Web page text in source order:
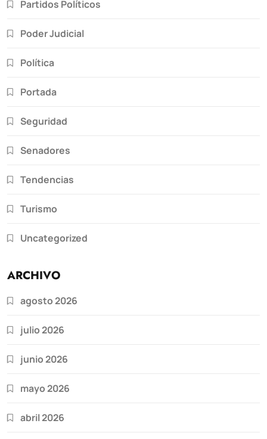
Partidos Políticos
Poder Judicial
Política
Portada
Seguridad
Senadores
Tendencias
Turismo
Uncategorized
ARCHIVO
agosto 2026
julio 2026
junio 2026
mayo 2026
abril 2026